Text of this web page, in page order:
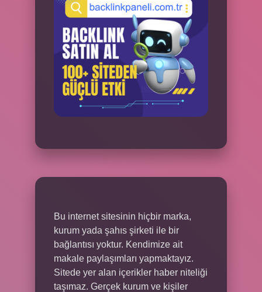
Bu internet sitesinin hiçbir marka,
kurum yada şahıs şirketi ile bir
bağlantısı yoktur. Kendimize ait
makale paylaşımları yapmaktayız.
Sitede yer alan içerikler haber niteliği
taşımaz. Gerçek kurum ve kişiler